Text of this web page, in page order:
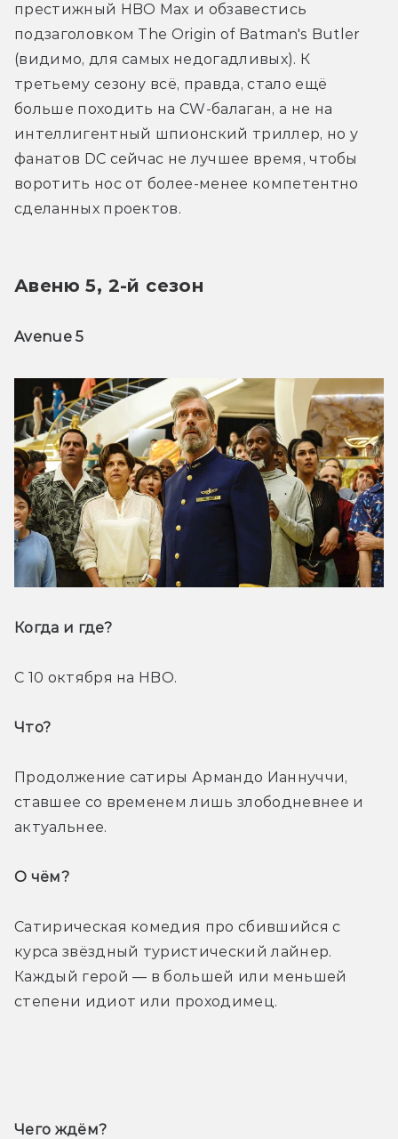
престижный HBO Max и обзавестись
подзаголовком The Origin of Batman's Butler
(видимо, для самых недогадливых). К
третьему сезону всё, правда, стало ещё
больше походить на CW-балаган, а не на
интеллигентный шпионский триллер, но у
фанатов DC сейчас не лучшее время, чтобы
воротить нос от более-менее компетентно
сделанных проектов.
Авеню 5, 2-й сезон
Avenue 5
Когда и где?
С 10 октября на HBO.
Что?
Продолжение сатиры Армандо Ианнуччи,
ставшее со временем лишь злободневнее и
актуальнее.
О чём?
Сатирическая комедия про сбившийся с
курса звёздный туристический лайнер.
Каждый герой — в большей или меньшей
степени идиот или проходимец.
Чего ждём?